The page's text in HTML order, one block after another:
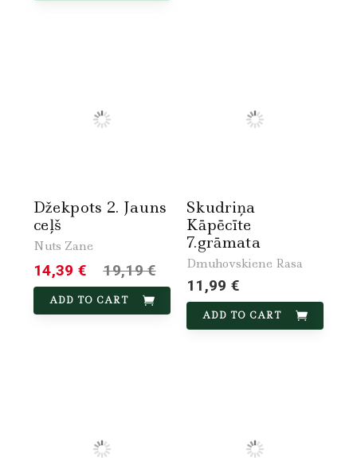
Džekpots 2. Jauns
ceļš
Nuts Zane
14,39 € 19,19 €
ADD TO CART
Skudriņa
Kāpēcīte
7.grāmata
Dmuhovskiene Rasa
11,99 €
ADD TO CART